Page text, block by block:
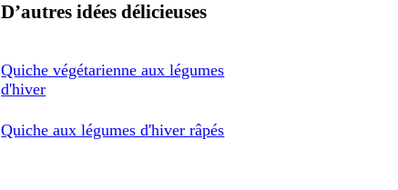
D’autres idées délicieuses
Quiche végétarienne aux légumes
d'hiver
Quiche aux légumes d'hiver râpés